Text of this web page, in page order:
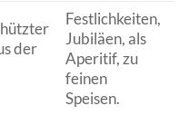
der
Festlichkeiten,
Jubiläen, als
Aperitif, zu
feinen
Speisen.